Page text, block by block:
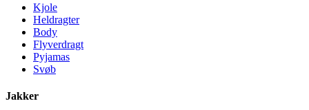
Kjole
Heldragter
Body
Flyverdragt
Pyjamas
Svøb
Jakker